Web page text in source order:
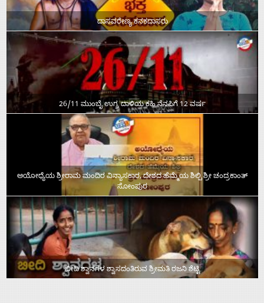
ದಾಸವರೇಣ್ಯ ಕನಕದಾಸರು
26/11 ಮುಂಬೈ ಉಗ್ರ ದಾಳಿಯ ಕಹಿ ನೆನಪಿಗೆ 12 ವರ್ಷ
ಅಯೋಧ್ಯೆಯ ಶ್ರೀರಾಮ ಮಂದಿರ ವಿನ್ಯಾಸಕಾರ, ದೇಶದ ಹೆಮ್ಮೆಯ ಶಿಲ್ಪಿ ಶ್ರೀ ಚಂದ್ರಕಾಂತ್‌
ಸೋಂಪುರ
ಬೀದಿ ಶ್ವಾನಗಳ ಶ್ವಾಸದಂತಿರುವ ಶ್ರೀಮತಿ ರಜನಿ ಶೆಟ್ಟಿ